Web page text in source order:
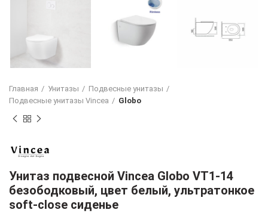
Главная Унитазы
Подвесные унитазы
Подвесные унитазы Vincea
Globo
Унитаз подвесной Vincea Globo VT1-14
безободковый, цвет белый, ультратонкое
soft-close сиденье